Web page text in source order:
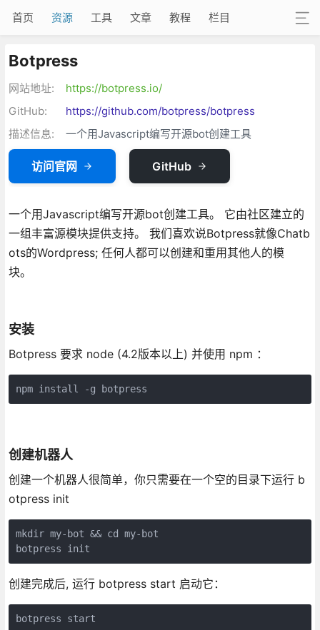
首页 资源 工具 文章 教程 栏目
Botpress
网站地址:
https://botpress.io/
GitHub:
https://github.com/botpress/botpress
描述信息:
一个用Javascript编写开源bot创建工具
访问官网 GitHub
一个用Javascript编写开源bot创建工具。 它由社区建立的
一组丰富源模块提供支持。 我们喜欢说Botpress就像Chatb
ots的Wordpress; 任何人都可以创建和重用其他人的模
块。
安装
Botpress 要求 node (4.2版本以上) 并使用 npm ：
npm install -g botpress
创建机器人
创建一个机器人很简单，你只需要在一个空的目录下运行 b
otpress init
mkdir my-bot && cd my-bot
botpress init
创建完成后, 运行 botpress start 启动它：
botpress start